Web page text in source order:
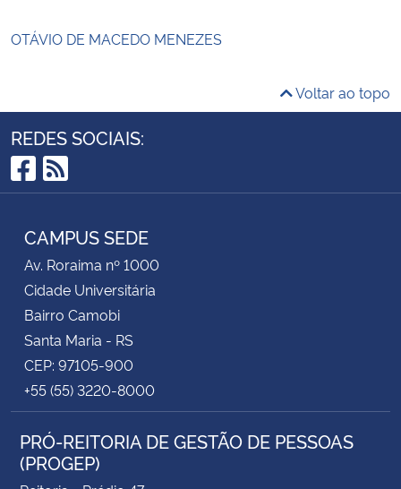
OTÁVIO DE MACEDO MENEZES
Voltar ao topo
REDES SOCIAIS:
Facebook
RSS
CAMPUS SEDE
Av. Roraima nº 1000
Cidade Universitária
Bairro Camobi
Santa Maria - RS
CEP: 97105-900
+55 (55) 3220-8000
PRÓ-REITORIA DE GESTÃO DE PESSOAS
(PROGEP)